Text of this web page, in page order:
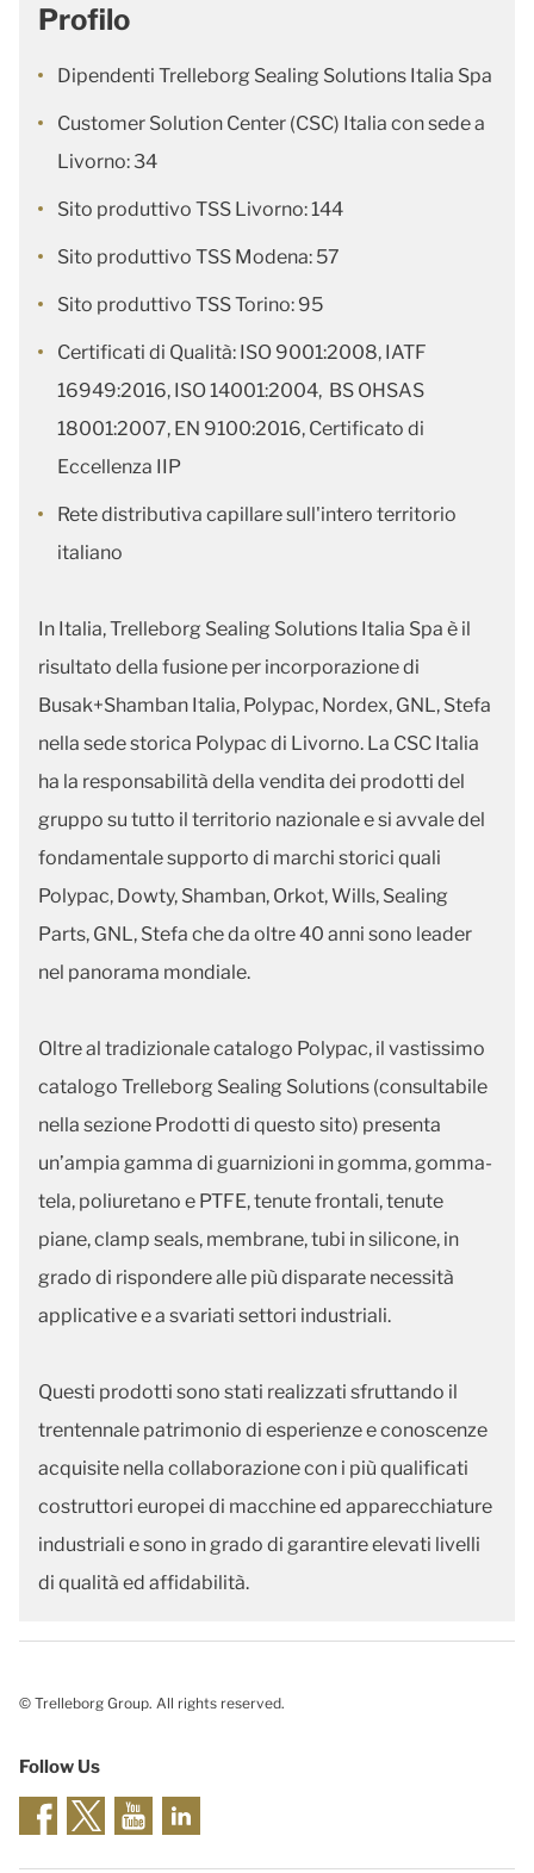
Profilo
Dipendenti Trelleborg Sealing Solutions Italia Spa
Customer Solution Center (CSC) Italia con sede a
Livorno: 34
Sito produttivo TSS Livorno: 144
Sito produttivo TSS Modena: 57
Sito produttivo TSS Torino: 95
Certificati di Qualità: ISO 9001:2008, IATF
16949:2016, ISO 14001:2004, BS OHSAS
18001:2007, EN 9100:2016, Certificato di
Eccellenza IIP
Rete distributiva capillare sull'intero territorio
italiano
In Italia, Trelleborg Sealing Solutions Italia Spa è il
risultato della fusione per incorporazione di
Busak+Shamban Italia, Polypac, Nordex, GNL, Stefa
nella sede storica Polypac di Livorno. La CSC Italia
ha la responsabilità della vendita dei prodotti del
gruppo su tutto il territorio nazionale e si avvale del
fondamentale supporto di marchi storici quali
Polypac, Dowty, Shamban, Orkot, Wills, Sealing
Parts, GNL, Stefa che da oltre 40 anni sono leader
nel panorama mondiale.
Oltre al tradizionale catalogo Polypac, il vastissimo
catalogo Trelleborg Sealing Solutions (consultabile
nella sezione Prodotti di questo sito) presenta
un’ampia gamma di guarnizioni in gomma, gomma-
tela, poliuretano e PTFE, tenute frontali, tenute
piane, clamp seals, membrane, tubi in silicone, in
grado di rispondere alle più disparate necessità
applicative e a svariati settori industriali.
Questi prodotti sono stati realizzati sfruttando il
trentennale patrimonio di esperienze e conoscenze
acquisite nella collaborazione con i più qualificati
costruttori europei di macchine ed apparecchiature
industriali e sono in grado di garantire elevati livelli
di qualità ed affidabilità.
© Trelleborg Group. All rights reserved.
Follow Us